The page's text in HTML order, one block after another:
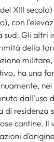
XIII
con
Gli
della
ha una
dall'uso
residenza
cantine. Il